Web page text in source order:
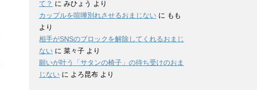
て？ に みひょう より
カップルを喧嘩別れさせるおまじない に もも
より
相手がSNSのブロックを解除してくれるおまじ
ない に 菜々子 より
願いが叶う「サタンの椅子」の待ち受けのおま
じない に よろ昆布 より